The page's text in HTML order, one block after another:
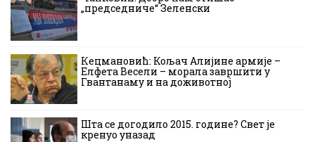
„председниче“ Зеленски
Кецмановић: Кољач Алијине армије –
Елфета Весели – морала завршити у
Гвантанаму и на доживотној
Шта се догодило 2015. године? Свет је
кренуо уназад